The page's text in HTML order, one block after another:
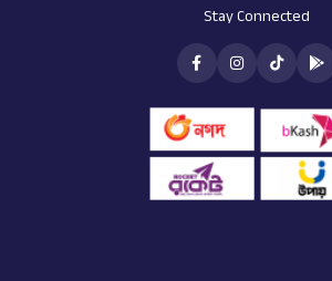
Stay Connected